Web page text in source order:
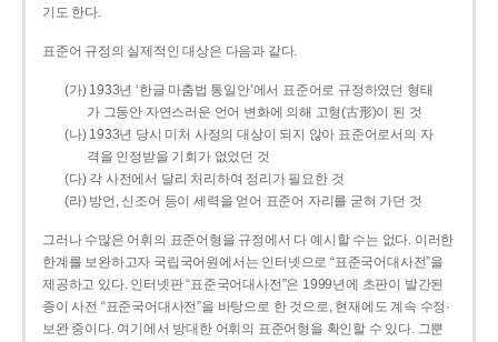
기도 한다.
표준어 규정의 실제적인 대상은 다음과 같다.
(가) 1933년 ‘한글 마춤법 통일안’에서 표준어로 규정하였던 형태
가 그동안 자연스러운 언어 변화에 의해 고형(古形)이 된 것
(나) 1933년 당시 미처 사정의 대상이 되지 않아 표준어로서의 자
격을 인정받을 기회가 없었던 것
(다) 각 사전에서 달리 처리하여 정리가 필요한 것
(라) 방언, 신조어 등이 세력을 얻어 표준어 자리를 굳혀 가던 것
그러나 수많은 어휘의 표준어형을 규정에서 다 예시할 수는 없다. 이러한
한계를 보완하고자 국립국어원에서는 인터넷으로 “표준국어대사전”을
제공하고 있다. 인터넷판 “표준국어대사전”은 1999년에 초판이 발간된
종이 사전 “표준국어대사전”을 바탕으로 한 것으로, 현재에도 계속 수정·
보완 중이다. 여기에서 방대한 어휘의 표준어형을 확인할 수 있다. 그뿐